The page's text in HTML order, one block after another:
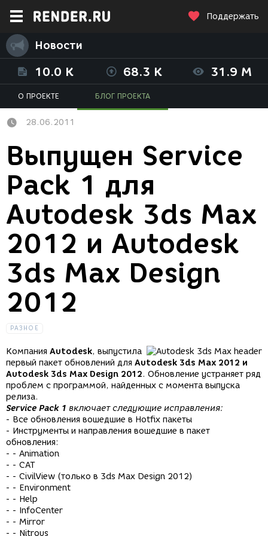
Поддержать
Новости
10.0 K 68.3 K 31.9 M
О ПРОЕКТЕ БЛОГ ПРОЕКТА
28.06.2011
Выпущен Service
Pack 1 для
Autodesk 3ds Max
2012 и Autodesk
3ds Max Design
2012
РАЗНОЕ
Компания Autodesk, выпустила
первый пакет обновлений для Autodesk 3ds Max 2012 и
Autodesk 3ds Max Design 2012. Обновление устраняет ряд
проблем с программой, найденных с момента выпуска
релиза.
Service Pack 1 включает следующие исправления:
- Все обновления вошедшие в Hotfix пакеты
- Инструменты и направления вошедшие в пакет
обновления:
- - Animation
- - CAT
- - CivilView (только в 3ds Max Design 2012)
- - Environment
- - Help
- - InfoCenter
- - Mirror
- - Nitrous